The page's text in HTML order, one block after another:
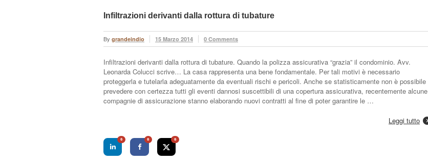
Infiltrazioni derivanti dalla rottura di tubature
By grandeindio 15 Marzo 2014 0 Comments
Infiltrazioni derivanti dalla rottura di tubature. Quando la polizza assicurativa “grazia” il condominio. Avv.
Leonarda Colucci scrive… La casa rappresenta una bene fondamentale. Per tali motivi è necessario
proteggerla e tutelarla adeguatamente da eventuali rischi e pericoli. Anche se statisticamente non è possibile
prevedere con certezza tutti gli eventi dannosi suscettibili di una copertura assicurativa, recentemente alcune
compagnie di assicurazione stanno elaborando nuovi contratti al fine di poter garantire le …
Leggi tutto
0 0 0